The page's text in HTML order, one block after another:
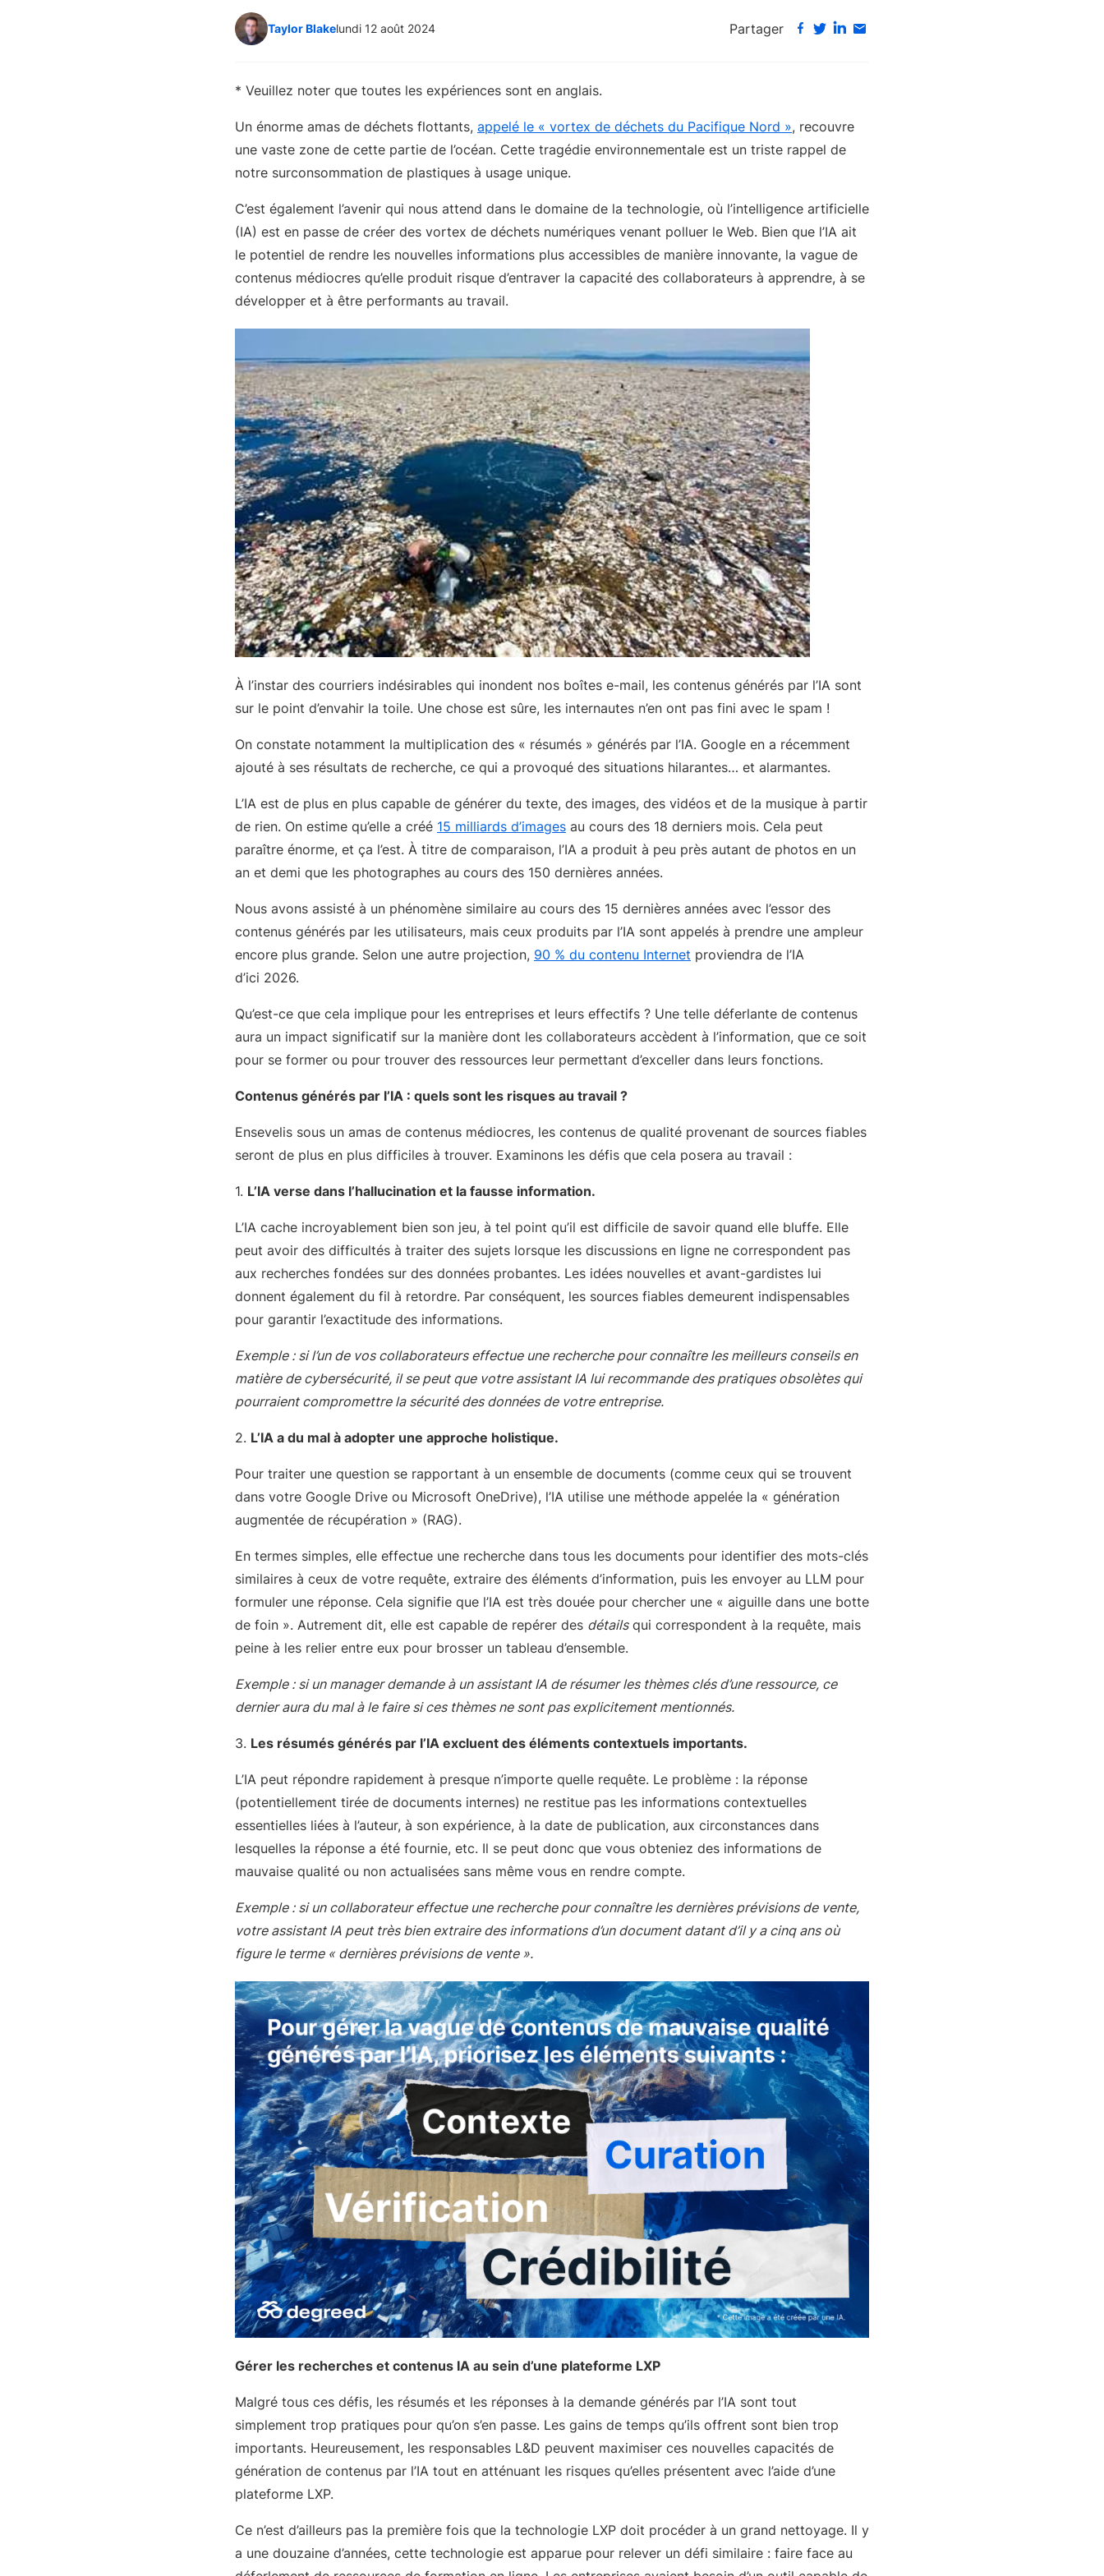
Taylor Blakelundi 12 août 2024 Partager
* Veuillez noter que toutes les expériences sont en anglais.
Un énorme amas de déchets flottants, appelé le « vortex de déchets du Pacifique Nord », recouvre
une vaste zone de cette partie de l’océan. Cette tragédie environnementale est un triste rappel de
notre surconsommation de plastiques à usage unique.
C’est également l’avenir qui nous attend dans le domaine de la technologie, où l’intelligence artificielle
(IA) est en passe de créer des vortex de déchets numériques venant polluer le Web. Bien que l’IA ait
le potentiel de rendre les nouvelles informations plus accessibles de manière innovante, la vague de
contenus médiocres qu’elle produit risque d’entraver la capacité des collaborateurs à apprendre, à se
développer et à être performants au travail.
À l’instar des courriers indésirables qui inondent nos boîtes e-mail, les contenus générés par l’IA sont
sur le point d’envahir la toile. Une chose est sûre, les internautes n’en ont pas fini avec le spam !
On constate notamment la multiplication des « résumés » générés par l’IA. Google en a récemment
ajouté à ses résultats de recherche, ce qui a provoqué des situations hilarantes… et alarmantes.
L’IA est de plus en plus capable de générer du texte, des images, des vidéos et de la musique à partir
de rien. On estime qu’elle a créé 15 milliards d’images au cours des 18 derniers mois. Cela peut
paraître énorme, et ça l’est. À titre de comparaison, l’IA a produit à peu près autant de photos en un
an et demi que les photographes au cours des 150 dernières années.
Nous avons assisté à un phénomène similaire au cours des 15 dernières années avec l’essor des
contenus générés par les utilisateurs, mais ceux produits par l’IA sont appelés à prendre une ampleur
encore plus grande. Selon une autre projection, 90 % du contenu Internet proviendra de l’IA
d’ici 2026.
Qu’est-ce que cela implique pour les entreprises et leurs effectifs ? Une telle déferlante de contenus
aura un impact significatif sur la manière dont les collaborateurs accèdent à l’information, que ce soit
pour se former ou pour trouver des ressources leur permettant d’exceller dans leurs fonctions.
Contenus générés par l’IA : quels sont les risques au travail ?
Ensevelis sous un amas de contenus médiocres, les contenus de qualité provenant de sources fiables
seront de plus en plus difficiles à trouver. Examinons les défis que cela posera au travail :
1. L’IA verse dans l’hallucination et la fausse information.
L’IA cache incroyablement bien son jeu, à tel point qu’il est difficile de savoir quand elle bluffe. Elle
peut avoir des difficultés à traiter des sujets lorsque les discussions en ligne ne correspondent pas
aux recherches fondées sur des données probantes. Les idées nouvelles et avant-gardistes lui
donnent également du fil à retordre. Par conséquent, les sources fiables demeurent indispensables
pour garantir l’exactitude des informations.
Exemple : si l’un de vos collaborateurs effectue une recherche pour connaître les meilleurs conseils en
matière de cybersécurité, il se peut que votre assistant IA lui recommande des pratiques obsolètes qui
pourraient compromettre la sécurité des données de votre entreprise.
2. L’IA a du mal à adopter une approche holistique.
Pour traiter une question se rapportant à un ensemble de documents (comme ceux qui se trouvent
dans votre Google Drive ou Microsoft OneDrive), l’IA utilise une méthode appelée la « génération
augmentée de récupération » (RAG).
En termes simples, elle effectue une recherche dans tous les documents pour identifier des mots-clés
similaires à ceux de votre requête, extraire des éléments d’information, puis les envoyer au LLM pour
formuler une réponse. Cela signifie que l’IA est très douée pour chercher une « aiguille dans une botte
de foin ». Autrement dit, elle est capable de repérer des détailsqui correspondent à la requête, mais
peine à les relier entre eux pour brosser un tableau d’ensemble.
Exemple : si un manager demande à un assistant IA de résumer les thèmes clés d’une ressource, ce
dernier aura du mal à le faire si ces thèmes ne sont pas explicitement mentionnés.
3. Les résumés générés par l’IA excluent des éléments contextuels importants.
L’IA peut répondre rapidement à presque n’importe quelle requête. Le problème : la réponse
(potentiellement tirée de documents internes) ne restitue pas les informations contextuelles
essentielles liées à l’auteur, à son expérience, à la date de publication, aux circonstances dans
lesquelles la réponse a été fournie, etc. Il se peut donc que vous obteniez des informations de
mauvaise qualité ou non actualisées sans même vous en rendre compte.
Exemple : si un collaborateur effectue une recherche pour connaître les dernières prévisions de vente,
votre assistant IA peut très bien extraire des informations d’un document datant d’il y a cinq ans où
figure le terme « dernières prévisions de vente ».
Gérer les recherches et contenus IA au sein d’une plateforme LXP
Malgré tous ces défis, les résumés et les réponses à la demande générés par l’IA sont tout
simplement trop pratiques pour qu’on s’en passe. Les gains de temps qu’ils offrent sont bien trop
importants. Heureusement, les responsables L&D peuvent maximiser ces nouvelles capacités de
génération de contenus par l’IA tout en atténuant les risques qu’elles présentent avec l’aide d’une
plateforme LXP.
Ce n’est d’ailleurs pas la première fois que la technologie LXP doit procéder à un grand nettoyage. Il y
a une douzaine d’années, cette technologie est apparue pour relever un défi similaire : faire face au